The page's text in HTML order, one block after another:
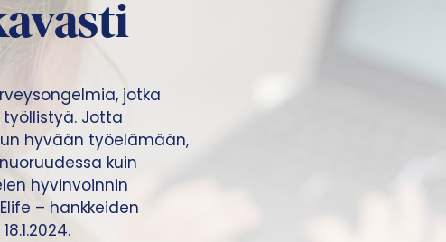
jotka
Jotta
hyvään työelämään,
kuin
hyvinvoinnin
– hankkeiden